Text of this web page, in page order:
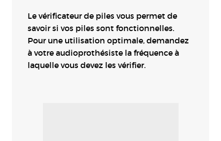
Le vérificateur de piles vous permet de
savoir si vos piles sont fonctionnelles.
Pour une utilisation optimale, demandez
à votre audioprothésiste la fréquence à
laquelle vous devez les vérifier.